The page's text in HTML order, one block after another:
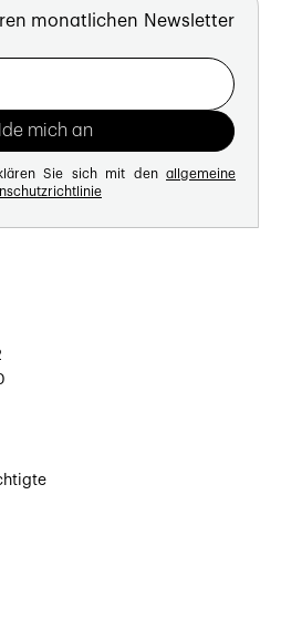
monatlichen Newsletter
Sie sich mit den allgemeine